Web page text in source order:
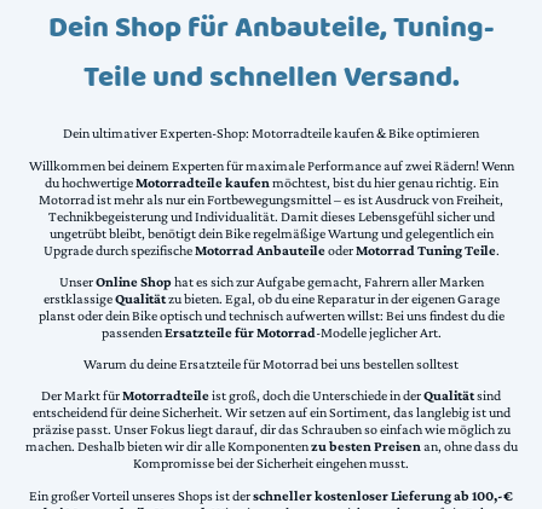
Dein Shop für Anbauteile, Tuning-
Teile und schnellen Versand.
Dein ultimativer Experten-Shop: Motorradteile kaufen & Bike optimieren
Willkommen bei deinem Experten für maximale Performance auf zwei Rädern! Wenn
du hochwertigeMotorradteile kaufen möchtest, bist du hier genau richtig. Ein
Motorrad ist mehr als nur ein Fortbewegungsmittel – es ist Ausdruck von Freiheit,
Technikbegeisterung und Individualität. Damit dieses Lebensgefühl sicher und
ungetrübt bleibt, benötigt dein Bike regelmäßige Wartung und gelegentlich ein
Upgrade durch spezifischeMotorrad AnbauteileoderMotorrad Tuning Teile.
UnserOnline Shophat es sich zur Aufgabe gemacht, Fahrern aller Marken
erstklassigeQualitätzu bieten. Egal, ob du eine Reparatur in der eigenen Garage
planst oder dein Bike optisch und technisch aufwerten willst: Bei uns findest du die
passendenErsatzteile für Motorrad-Modelle jeglicher Art.
Warum du deine Ersatzteile für Motorrad bei uns bestellen solltest
Der Markt fürMotorradteileist groß, doch die Unterschiede in derQualitätsind
entscheidend für deine Sicherheit. Wir setzen auf ein Sortiment, das langlebig ist und
präzise passt. Unser Fokus liegt darauf, dir das Schrauben so einfach wie möglich zu
machen. Deshalb bieten wir dir alle Komponentenzu besten Preisenan, ohne dass du
Kompromisse bei der Sicherheit eingehen musst.
Ein großer Vorteil unseres Shops ist derschneller kostenloser Lieferung ab 100,-€